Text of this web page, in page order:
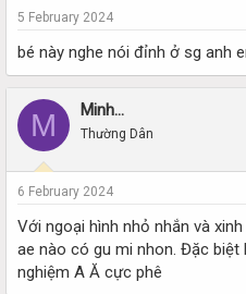
5 February 2024
bé này nghe nói đỉnh ở sg anh
M Minh…
Thường Dân
6 February 2024
Với ngoại hình nhỏ nhắn và
ae nào có gu mi nhon. Đặc biệt
nghiệm A Ă cực phê